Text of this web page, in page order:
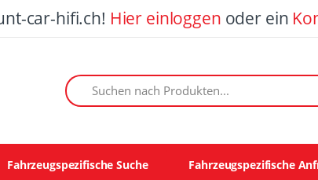
car-hifi.ch! Hier einloggen oder ein
Suchen nach Produkten:
Fahrzeugspezifische Suche Fahrzeugspezifische